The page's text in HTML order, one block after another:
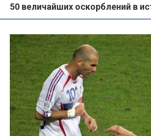
50 величайших оскорблений в